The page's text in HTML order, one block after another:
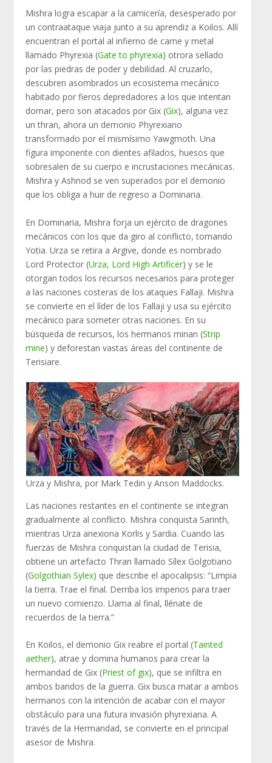
Mishra logra escapar a la carnicería, desesperado por
un contraataque viaja junto a su aprendiz a Koilos. Allí
encuentran el portal al infierno de carne y metal
llamado Phyrexia (Gate to phyrexia) otrora sellado
por las piedras de poder y debilidad. Al cruzarlo,
descubren asombrados un ecosistema mecánico
habitado por fieros depredadores a los que intentan
domar, pero son atacados por Gix (Gix), alguna vez
un thran, ahora un demonio Phyrexiano
transformado por el mismísimo Yawgmoth. Una
figura imponente con dientes afilados, huesos que
sobresalen de su cuerpo e incrustaciones mecánicas.
Mishra y Ashnod se ven superados por el demonio
que los obliga a huir de regreso a Dominaria.
En Dominaria, Mishra forja un ejército de dragones
mecánicos con los que da giro al conflicto, tomando
Yotia. Urza se retira a Argive, donde es nombrado
Lord Protector (Urza, Lord High Artificer) y se le
otorgan todos los recursos necesarios para proteger
a las naciones costeras de los ataques Fallaji. Mishra
se convierte en el líder de los Fallaji y usa su ejército
mecánico para someter otras naciones. En su
búsqueda de recursos, los hermanos minan (Strip
mine) y deforestan vastas áreas del continente de
Terisiare.
Urza y Mishra, por Mark Tedin y Anson Maddocks.
Las naciones restantes en el continente se integran
gradualmente al conflicto. Mishra conquista Sarinth,
mientras Urza anexiona Korlis y Sardia. Cuando las
fuerzas de Mishra conquistan la ciudad de Terisia,
obtiene un artefacto Thran llamado Sílex Golgotiano
(Golgothian Sylex) que describe el apocalipsis: “Limpia
la tierra. Trae el final. Derriba los imperios para traer
un nuevo comienzo. Llama al final, llénate de
recuerdos de la tierra.”
En Koilos, el demonio Gix reabre el portal (Tainted
aether), atrae y domina humanos para crear la
hermandad de Gix (Priest of gix), que se infiltra en
ambos bandos de la guerra. Gix busca matar a ambos
hermanos con la intención de acabar con el mayor
obstáculo para una futura invasión phyrexiana. A
través de la Hermandad, se convierte en el principal
asesor de Mishra.